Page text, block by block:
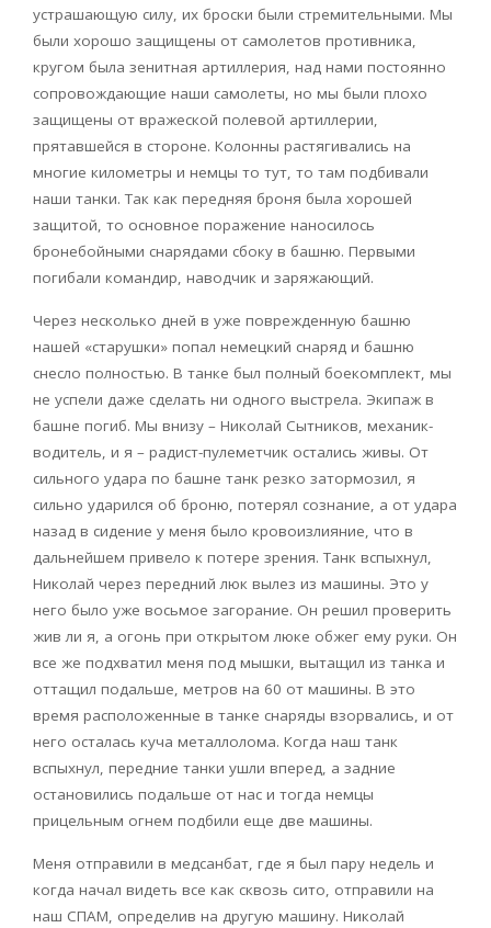
устрашающую силу, их броски были стремительными. Мы
были хорошо защищены от самолетов противника,
кругом была зенитная артиллерия, над нами постоянно
сопровождающие наши самолеты, но мы были плохо
защищены от вражеской полевой артиллерии,
прятавшейся в стороне. Колонны растягивались на
многие километры и немцы то тут, то там подбивали
наши танки. Так как передняя броня была хорошей
защитой, то основное поражение наносилось
бронебойными снарядами сбоку в башню. Первыми
погибали командир, наводчик и заряжающий.
Через несколько дней в уже поврежденную башню
нашей «старушки» попал немецкий снаряд и башню
снесло полностью. В танке был полный боекомплект, мы
не успели даже сделать ни одного выстрела. Экипаж в
башне погиб. Мы внизу – Николай Сытников, механик-
водитель, и я – радист-пулеметчик остались живы. От
сильного удара по башне танк резко затормозил, я
сильно ударился об броню, потерял сознание, а от удара
назад в сидение у меня было кровоизлияние, что в
дальнейшем привело к потере зрения. Танк вспыхнул,
Николай через передний люк вылез из машины. Это у
него было уже восьмое загорание. Он решил проверить
жив ли я, а огонь при открытом люке обжег ему руки. Он
все же подхватил меня под мышки, вытащил из танка и
оттащил подальше, метров на 60 от машины. В это
время расположенные в танке снаряды взорвались, и от
него осталась куча металлолома. Когда наш танк
вспыхнул, передние танки ушли вперед, а задние
остановились подальше от нас и тогда немцы
прицельным огнем подбили еще две машины.
Меня отправили в медсанбат, где я был пару недель и
когда начал видеть все как сквозь сито, отправили на
наш СПАМ, определив на другую машину. Николай